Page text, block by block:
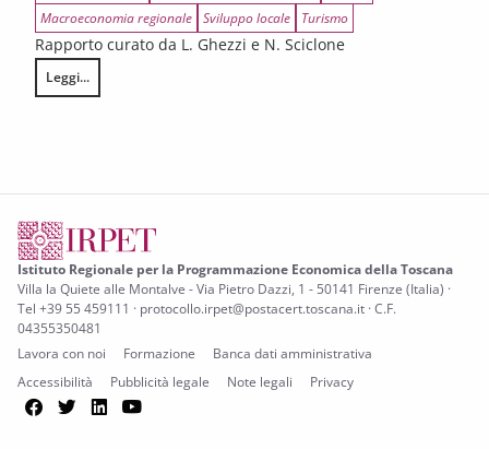
Macroeconomia regionale Sviluppo locale Turismo
Rapporto curato da L. Ghezzi e N. Sciclone
Leggi...
Tenuta, rischi e prospettive di rilancio per l’economia toscana
Istituto Regionale per la Programmazione Economica della Toscana
Villa la Quiete alle Montalve - Via Pietro Dazzi, 1 - 50141 Firenze (Italia) ·
Tel +39 55 459111 · protocollo.irpet@postacert.toscana.it · C.F.
04355350481
Lavora con noi
Formazione
Banca dati amministrativa
Accessibilità
Pubblicità legale Note legali Privacy
Facebook
TwitterLinkedIn